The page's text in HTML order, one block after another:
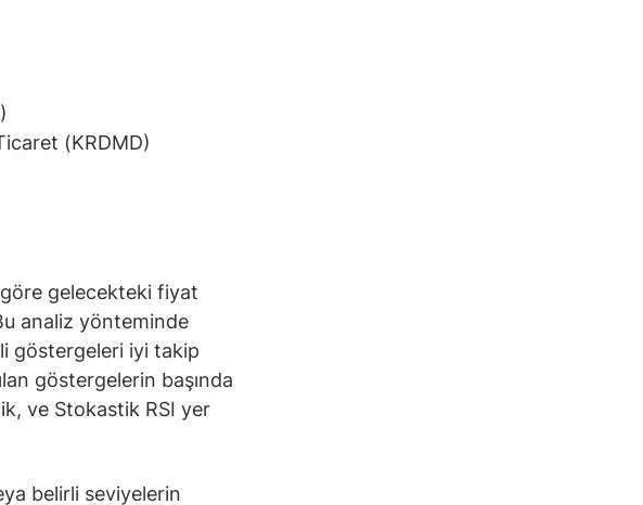
(KRDMD)
gelecekteki fiyat
analiz yönteminde
göstergeleri iyi takip
göstergelerin başında
ve Stokastik RSI yer
belirli seviyelerin